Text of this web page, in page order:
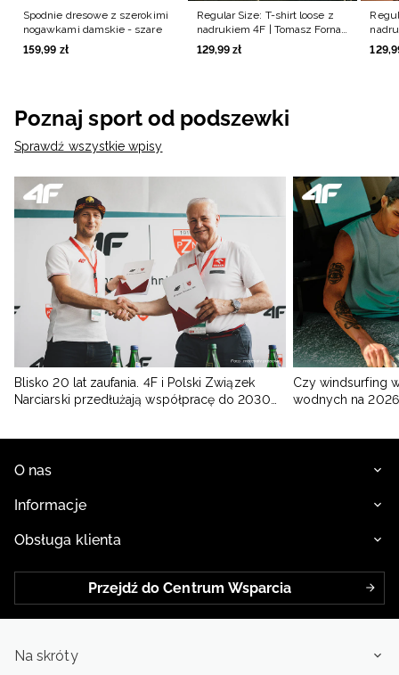
Spodnie dresowe z szerokimi
nogawkami damskie - szare
159,99 zł
Regular Size: T-shirt loose z
nadrukiem 4F | Tomasz Fornal
- szary
129,99 zł
-
129,
Poznaj sport od podszewki
Sprawdź wszystkie wpisy
Blisko 20 lat zaufania. 4F i Polski Związek
Narciarski przedłużają współpracę do 2030
Czy windsurfing
wodnych na
O nas
Informacje
Obsługa klienta
Przejdź do Centrum Wsparcia
Na skróty